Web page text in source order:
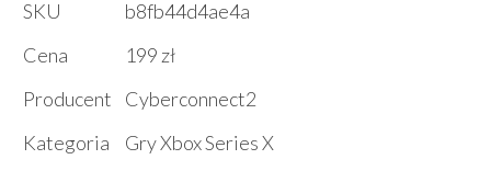
SKU
b8fb44d4ae4a
Cena
199 zł
Producent
Cyberconnect2
Kategoria
Gry Xbox Series X